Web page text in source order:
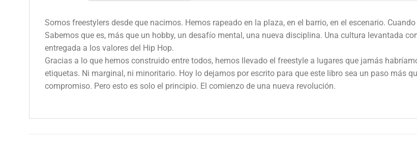
Somos freestylers desde que nacimos. Hemos rapeado en la plaza, en el barrio, en el escenario.
Sabemos que es, más que un hobby, un desafío mental, una nueva disciplina. Una cultura levantada
entregada a los valores del Hip Hop.
Gracias a lo que hemos construido entre todos, hemos llevado el freestyle a lugares que jamás
etiquetas. Ni marginal, ni minoritario. Hoy lo dejamos por escrito para que este libro sea un paso más
compromiso. Pero esto es solo el principio. El comienzo de una nueva revolución.